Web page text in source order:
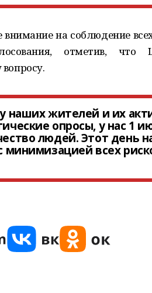
внимание на соблюдение
отметив, что
наших жителей и их
опросы, у нас 1
людей. Этот день
минимизацией всех